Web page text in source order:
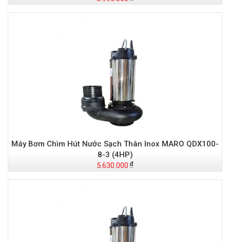
Máy Bơm Chìm Hút Nước Sạch Thân Inox MARO QDX100-
8-3 (4HP)
5.630.000